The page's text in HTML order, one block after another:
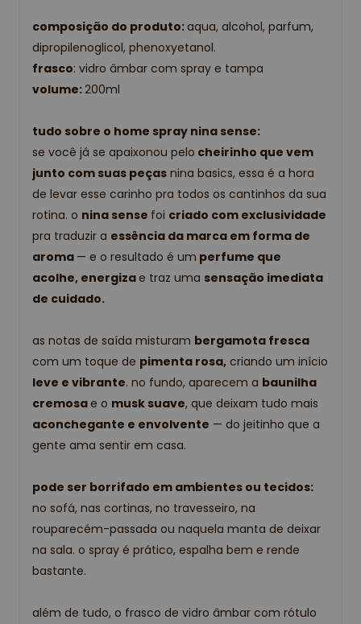
composição do produto:aqua, alcohol, parfum,
dipropilenoglicol, phenoxyetanol.
frasco: vidro âmbar com spray e tampa
volume:200ml
tudo sobre o home spray nina sense:
se você já se apaixonou pelo cheirinho que vem
junto com suas peças nina basics, essa é a hora
de levar esse carinho pra todos os cantinhos da sua
rotina. o nina sense foi criado com exclusividade
pra traduzir a essência da marca em forma de
aroma — e o resultado é um perfume que
acolhe, energizae traz uma sensação imediata
de cuidado.
as notas de saída misturam bergamota fresca
com um toque de pimenta rosa, criando um início
leve e vibrante. no fundo, aparecem a baunilha
cremosae o musk suave, que deixam tudo mais
aconchegante e envolvente — do jeitinho que a
gente ama sentir em casa.
pode ser borrifado em ambientes ou tecidos:
no sofá, nas cortinas, no travesseiro, na
rouparecém-passada ou naquela manta de deixar
na sala. o spray é prático, espalha bem e rende
bastante.
além de tudo, o frasco de vidro âmbar com rótulo